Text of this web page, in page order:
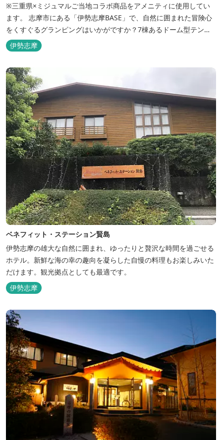
※三重県×ミジュマルご当地コラボ商品をアメニティに使用してい
ます。 志摩市にある「伊勢志摩BASE」で、自然に囲まれた冒険心
をくすぐるグランピングはいかがですか？7棟あるドーム型テント
での宿泊やFREE BARのサービス、伊勢志摩の特産を使ったBBQ
が、楽しいひとときを演出します。温暖な伊勢志摩で、特別なリゾ
ートのひとときを。
伊勢志摩
ベネフィット・ステーション賢島
伊勢志摩の雄大な自然に囲まれ、ゆったりと贅沢な時間を過ごせる
ホテル。新鮮な海の幸の趣向を凝らした自慢の料理もお楽しみいた
だけます。観光拠点としても最適です。
伊勢志摩